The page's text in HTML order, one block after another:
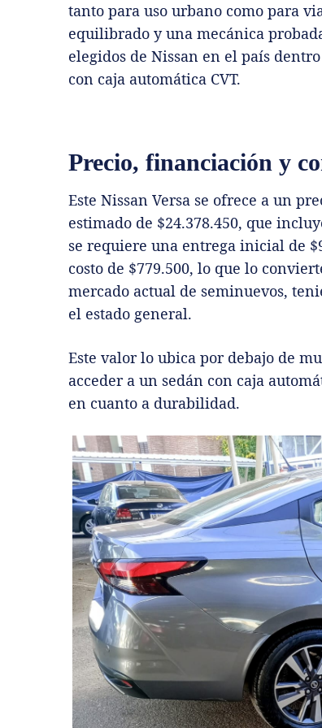
tanto para uso urbano como para
equilibrado y una mecánica
elegidos de Nissan en el país
con caja automática CVT.
Precio, financiación y
Este Nissan Versa se ofrece a un
estimado de $24.378.450, que
se requiere una entrega inicial de
costo de $779.500, lo que lo
mercado actual de seminuevos,
el estado general.
Este valor lo ubica por debajo de
acceder a un sedán con caja
en cuanto a durabilidad.